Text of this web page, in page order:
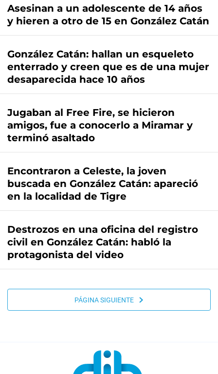
Asesinan a un adolescente de 14 años
y hieren a otro de 15 en González Catán
González Catán: hallan un esqueleto
enterrado y creen que es de una mujer
desaparecida hace 10 años
Jugaban al Free Fire, se hicieron
amigos, fue a conocerlo a Miramar y
terminó asaltado
Encontraron a Celeste, la joven
buscada en González Catán: apareció
en la localidad de Tigre
Destrozos en una oficina del registro
civil en González Catán: habló la
protagonista del video
PÁGINA SIGUIENTE